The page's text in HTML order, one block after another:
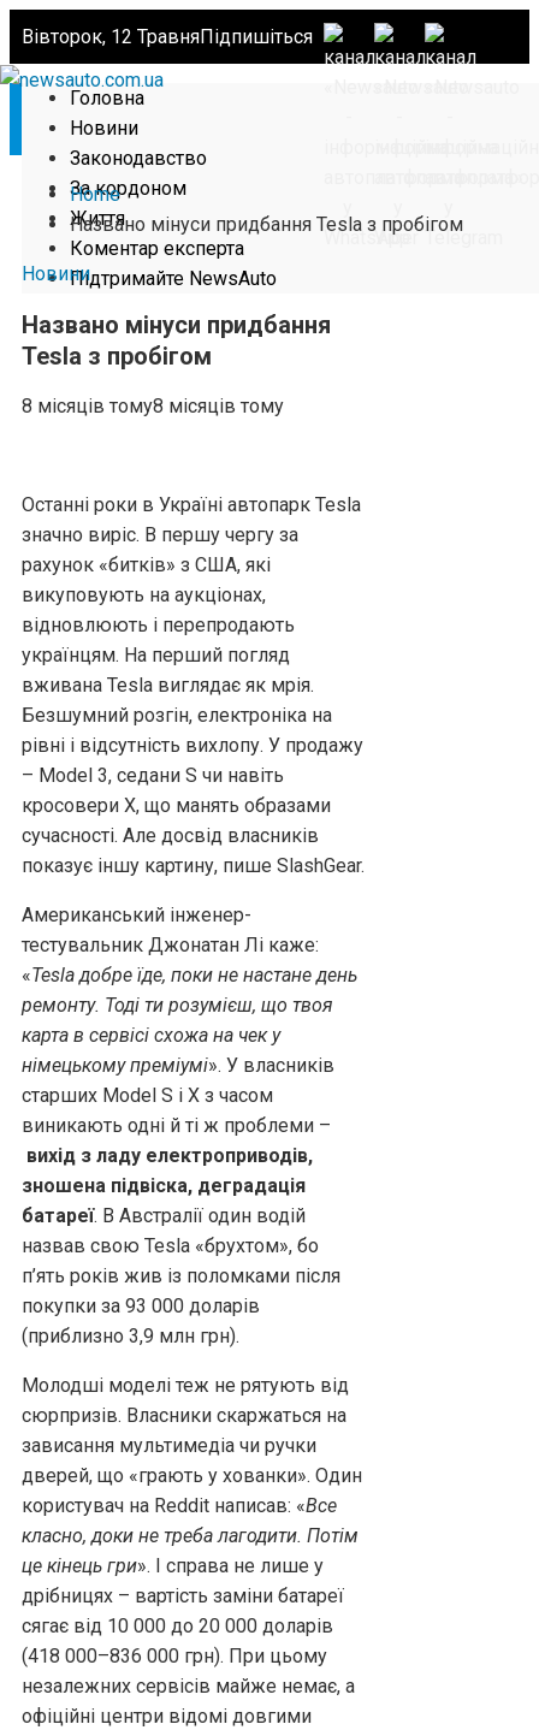
Вівторок, 12 ТравняПідпишіться
Головна
Новини
Законодавство
За кордоном
Життя
Коментар експерта
Підтримайте NewsAuto
Home
Названо мінуси придбання Tesla з пробігом
Новини
Названо мінуси придбання
Tesla з пробігом
8 місяців тому8 місяців тому
Останні роки в Україні автопарк Tesla
значно виріс. В першу чергу за
рахунок «битків» з США, які
викуповують на аукціонах,
відновлюють і перепродають
українцям. На перший погляд
вживана Tesla виглядає як мрія.
Безшумний розгін, електроніка на
рівні і відсутність вихлопу. У продажу
– Model 3, седани S чи навіть
кросовери X, що манять образами
сучасності. Але досвід власників
показує іншу картину, пише SlashGear.
Американський інженер-
тестувальник Джонатан Лі каже:
«Tesla добре їде, поки не настане день
ремонту. Тоді ти розумієш, що твоя
карта в сервісі схожа на чек у
німецькому преміумі». У власників
старших Model S і X з часом
виникають одні й ті ж проблеми –
вихід з ладу електроприводів,
зношена підвіска, деградація
батареї. В Австралії один водій
назвав свою Tesla «брухтом», бо
п’ять років жив із поломками після
покупки за 93 000 доларів
(приблизно 3,9 млн грн).
Молодші моделі теж не рятують від
сюрпризів. Власники скаржаться на
зависання мультимедіа чи ручки
дверей, що «грають у хованки». Один
користувач на Reddit написав: «Все
класно, доки не треба лагодити. Потім
це кінець гри». І справа не лише у
дрібницях – вартість заміни батареї
сягає від 10 000 до 20 000 доларів
(418 000–836 000 грн). При цьому
незалежних сервісів майже немає, а
офіційні центри відомі довгими